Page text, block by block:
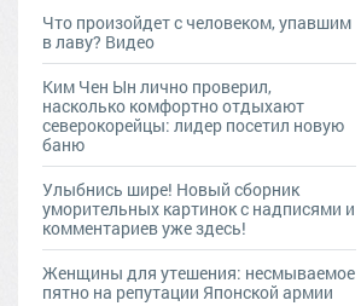
Что произойдет с человеком, упавшим
в лаву? Видео
Ким Чен Ын лично проверил,
насколько комфортно отдыхают
северокорейцы: лидер посетил новую
баню
Улыбнись шире! Новый сборник
уморительных картинок с надписями и
комментариев уже здесь!
Женщины для утешения: несмываемое
пятно на репутации Японской армии